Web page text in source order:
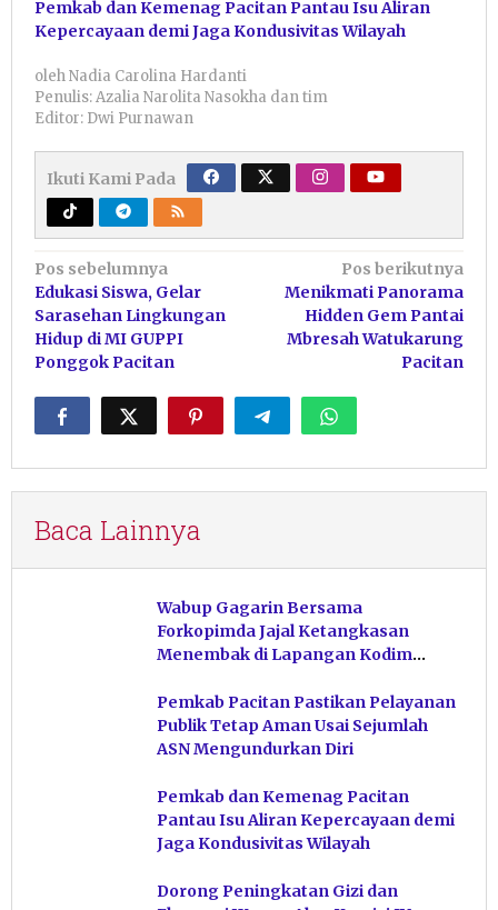
Pemkab dan Kemenag Pacitan Pantau Isu Aliran
Kepercayaan demi Jaga Kondusivitas Wilayah
olehNadia Carolina Hardanti
Penulis: Azalia Narolita Nasokha dan tim
Editor: Dwi Purnawan
Ikuti Kami Pada
Navigasi
pos
Pos sebelumnya
Edukasi Siswa, Gelar
Sarasehan Lingkungan
Hidup di MI GUPPI
Ponggok Pacitan
Pos berikutnya
Menikmati Panorama
Hidden Gem Pantai
Mbresah Watukarung
Pacitan
Baca Lainnya
Wabup Gagarin Bersama
Forkopimda Jajal Ketangkasan
Menembak di Lapangan Kodim
Pemkab Pacitan Pastikan Pelayanan
Publik Tetap Aman Usai Sejumlah
ASN Mengundurkan Diri
Pemkab dan Kemenag Pacitan
Pantau Isu Aliran Kepercayaan demi
Jaga Kondusivitas Wilayah
Dorong Peningkatan Gizi dan